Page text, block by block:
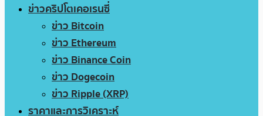
ข่าวคริปโตเคอเรนซี่
ข่าว Bitcoin
ข่าว Ethereum
ข่าว Binance Coin
ข่าว Dogecoin
ข่าว Ripple (XRP)
ราคาและการวิเคราะห์